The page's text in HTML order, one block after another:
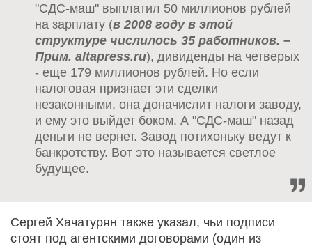
"СДС-маш" выплатил 50 миллионов рублей
на зарплату (в 2008 году в этой
структуре числилось 35 работников. –
Прим. altapress.ru), дивиденды на четверых
- еще 179 миллионов рублей. Но если
налоговая признает эти сделки
незаконными, она доначислит налоги заводу,
и ему это выйдет боком. А "СДС-маш" назад
деньги не вернет. Завод потихоньку ведут к
банкротству. Вот это называется светлое
будущее.
Сергей Хачатурян также указал, чьи подписи
стоят под агентскими договорами (один из